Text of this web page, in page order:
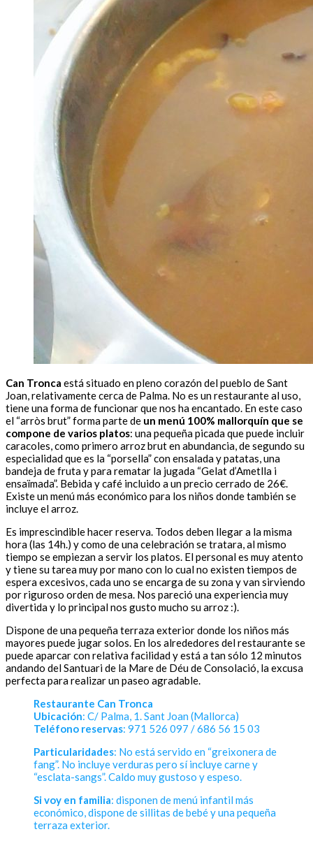
Can Tronca está situado en pleno corazón del pueblo de Sant
Joan, relativamente cerca de Palma. No es un restaurante al uso,
tiene una forma de funcionar que nos ha encantado. En este caso
el “arròs brut” forma parte de un menú 100% mallorquín que se
compone de varios platos: una pequeña picada que puede incluir
caracoles, como primero arroz brut en abundancia, de segundo su
especialidad que es la “porsella” con ensalada y patatas, una
bandeja de fruta y para rematar la jugada “Gelat d’Ametlla i
ensaïmada”. Bebida y café incluido a un precio cerrado de 26€.
Existe un menú más económico para los niños donde también se
incluye el arroz.
Es imprescindible hacer reserva. Todos deben llegar a la misma
hora (las 14h.) y como de una celebración se tratara, al mismo
tiempo se empiezan a servir los platos. El personal es muy atento
y tiene su tarea muy por mano con lo cual no existen tiempos de
espera excesivos, cada uno se encarga de su zona y van sirviendo
por riguroso orden de mesa. Nos pareció una experiencia muy
divertida y lo principal nos gusto mucho su arroz :).
Dispone de una pequeña terraza exterior donde los niños más
mayores puede jugar solos. En los alrededores del restaurante se
puede aparcar con relativa facilidad y está a tan sólo 12 minutos
andando del Santuari de la Mare de Déu de Consolació, la excusa
perfecta para realizar un paseo agradable.
Restaurante Can Tronca
Ubicación: C/ Palma, 1. Sant Joan (Mallorca)
Teléfono reservas: 971 526 097 / 686 56 15 03
Particularidades: No está servido en “greixonera de
fang”. No incluye verduras pero sí incluye carne y
“esclata-sangs”. Caldo muy gustoso y espeso.
Si voy en familia: disponen de menú infantil más
económico, dispone de sillitas de bebé y una pequeña
terraza exterior.